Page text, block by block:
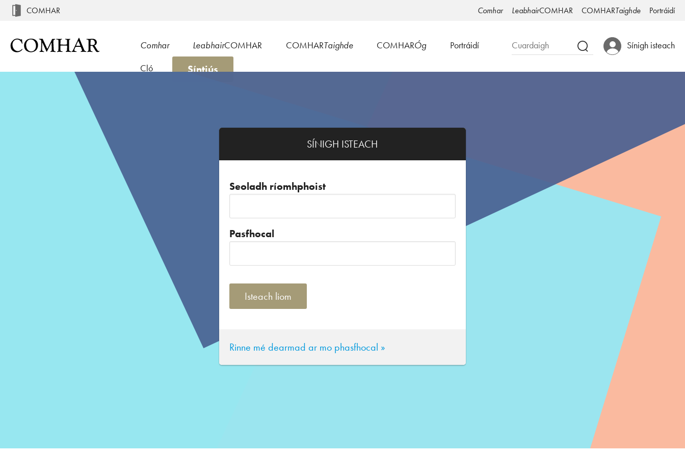
COMHAR Comhar LeabhairCOMHAR COMHARTaighde Portráidí
Sínigh isteach
Comhar LeabhairCOMHAR COMHARTaighde COMHARÓg Portráidí
Cló Síntiús
SÍNIGH ISTEACH
Seoladh ríomhphoist
Pasfhocal
Rinne mé dearmad ar mo phasfhocal »